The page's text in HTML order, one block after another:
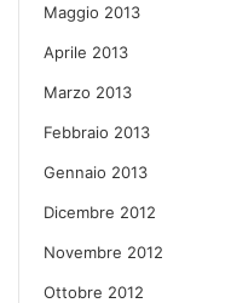
Maggio 2013
Aprile 2013
Marzo 2013
Febbraio 2013
Gennaio 2013
Dicembre 2012
Novembre 2012
Ottobre 2012